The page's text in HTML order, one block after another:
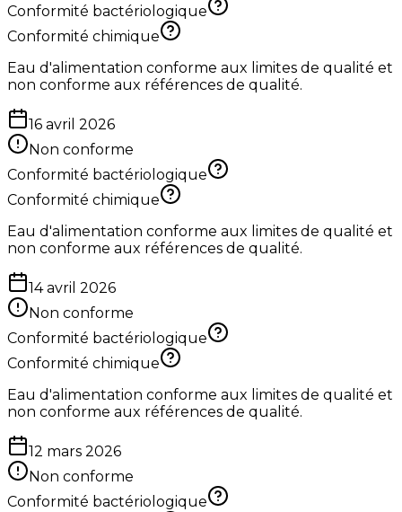
Conformité bactériologique
Conformité chimique
Eau d'alimentation conforme aux limites de qualité et
non conforme aux références de qualité.
16 avril 2026
Non conforme
Conformité bactériologique
Conformité chimique
Eau d'alimentation conforme aux limites de qualité et
non conforme aux références de qualité.
14 avril 2026
Non conforme
Conformité bactériologique
Conformité chimique
Eau d'alimentation conforme aux limites de qualité et
non conforme aux références de qualité.
12 mars 2026
Non conforme
Conformité bactériologique